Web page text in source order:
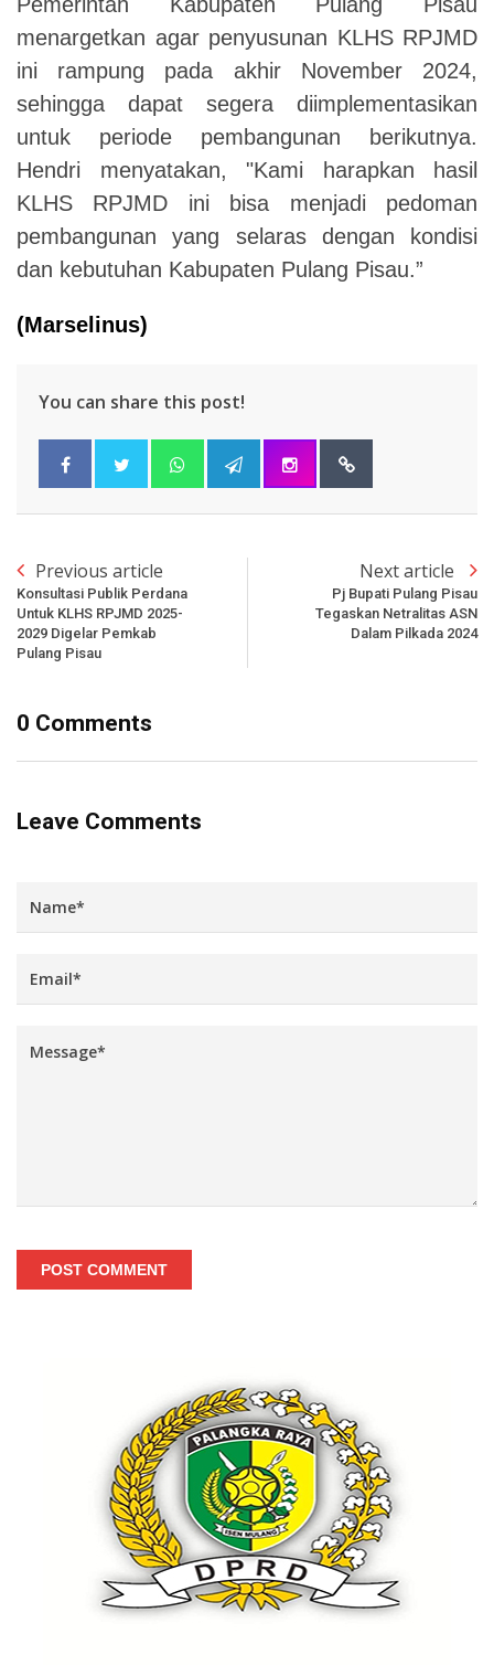
menargetkan agar penyusunan KLHS RPJMD
ini rampung pada akhir November 2024,
sehingga dapat segera diimplementasikan
untuk periode pembangunan berikutnya.
Hendri menyatakan, "Kami harapkan hasil
KLHS RPJMD ini bisa menjadi pedoman
pembangunan yang selaras dengan kondisi
dan kebutuhan Kabupaten Pulang Pisau.”
(Marselinus)
You can share this post!
Previous article
Konsultasi Publik Perdana
Untuk KLHS RPJMD 2025-
2029 Digelar Pemkab
Pulang Pisau
Next article
Pj Bupati Pulang Pisau
Tegaskan Netralitas ASN
Dalam Pilkada 2024
0 Comments
Leave Comments
POST COMMENT